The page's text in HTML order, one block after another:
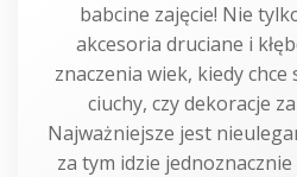
babcine zajęcie! Nie
akcesoria druciane i
znaczenia wiek, kiedy
ciuchy, czy dekoracje
Najważniejsze jest
za tym idzie